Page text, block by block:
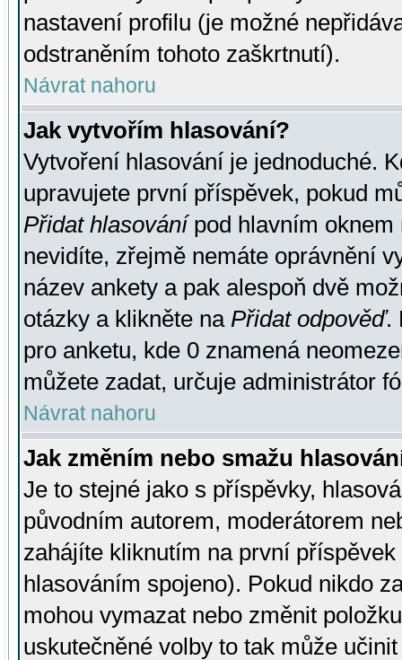
nastavení profilu (je možné
odstraněním tohoto zaškrtnutí).
Návrat nahoru
Jak vytvořím hlasování?
Vytvoření hlasování je jednoduché.
upravujete první příspěvek, pokud
Přidat hlasovánípod hlavním oknem
nevidíte, zřejmě nemáte oprávnění
název ankety a pak alespoň dvě
otázky a klikněte na Přidat odpověď.
pro anketu, kde 0 znamená
můžete zadat, určuje administrátor
Návrat nahoru
Jak změním nebo smažu
Je to stejné jako s příspěvky,
původním autorem, moderátorem
zahájíte kliknutím na první
hlasováním spojeno). Pokud nikdo
mohou vymazat nebo změnit
uskutečněné volby to tak může